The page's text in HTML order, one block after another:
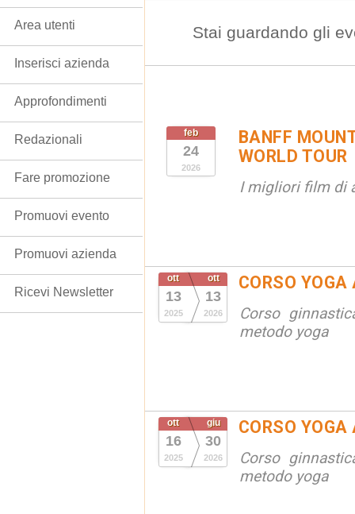
Stai guardando gli
feb
24
2026
BANFF
WORLD TOUR
I migliori film di
ott
13
2025
ott
13
2026
CORSO
Corso
metodo yoga
ott
16
2025
giu
30
2026
CORSO
Corso
metodo yoga
Area utenti
Inserisci azienda
Approfondimenti
Redazionali
Fare promozione
Promuovi evento
Promuovi azienda
Ricevi Newsletter